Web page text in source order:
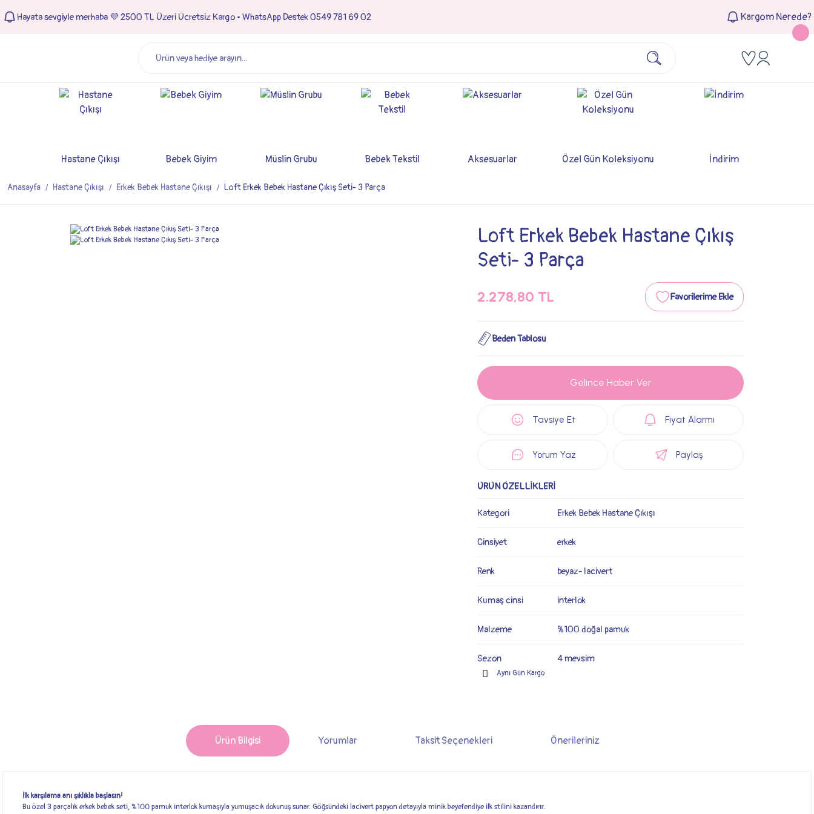
Hayata sevgiyle merhaba 💜 2500 TL Üzeri Ücretsiz Kargo • WhatsApp Destek 0549 781 69 02 Kargom Nerede?
Hastane Çıkışı Bebek Giyim Müslin Grubu Bebek Tekstil Aksesuarlar Özel Gün Koleksiyonu İndirim
Anasayfa Hastane Çıkışı Erkek Bebek Hastane Çıkışı Loft Erkek Bebek Hastane Çıkış Seti- 3 Parça
Loft Erkek Bebek Hastane Çıkış
Seti- 3 Parça
2.278,80 TL
Beden Tablosu
Gelince Haber Ver
Tavsiye Et Fiyat Alarmı
Yorum Yaz Paylaş
ÜRÜN ÖZELLİKLERİ
Kategori Erkek Bebek Hastane Çıkışı
Cinsiyet erkek
Renk beyaz- lacivert
Kumaş cinsi interlok
Malzeme %100 doğal pamuk
Sezon 4 mevsim
Aynı Gün Kargo
Ürün Bilgisi Yorumlar Taksit Seçenekleri Önerileriniz
İlk karşılama anı şıklıkla başlasın!
Bu özel 3 parçalık erkek bebek seti, %100 pamuk interlok kumaşıyla yumuşacık dokunuş sunar. Göğsündeki lacivert papyon detayıyla minik beyefendiye ilk stilini kazandırır.